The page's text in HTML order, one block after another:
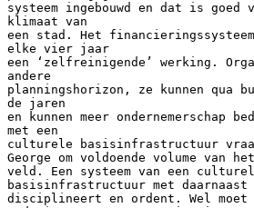
systeem ingebouwd en dat is
klimaat van
een stad. Het
elke vier jaar
een ‘zelfreinigende’ werking.
andere
planningshorizon, ze kunnen qua
de jaren
en kunnen meer ondernemerschap
met een
culturele basisinfrastructuur
George om voldoende volume van
veld. Een systeem van een
basisinfrastructuur met
disciplineert en ordent. Wel moet